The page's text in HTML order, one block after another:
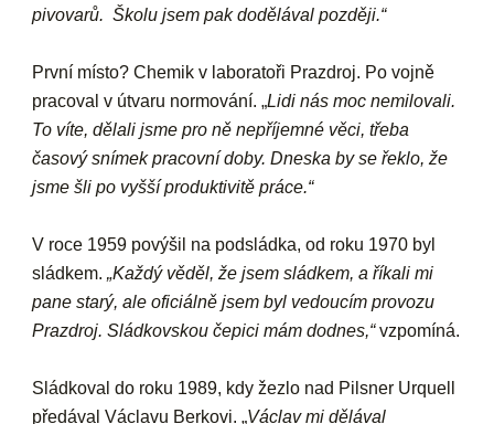
pivovarů. Školu jsem pak dodělával později.“
První místo? Chemik v laboratoři Prazdroj. Po vojně
pracoval v útvaru normování. „Lidi nás moc nemilovali.
To víte, dělali jsme pro ně nepříjemné věci, třeba
časový snímek pracovní doby. Dneska by se řeklo, že
jsme šli po vyšší produktivitě práce.“
V roce 1959 povýšil na podsládka, od roku 1970 byl
sládkem.„Každý věděl, že jsem sládkem, a říkali mi
pane starý, ale oficiálně jsem byl vedoucím provozu
Prazdroj. Sládkovskou čepici mám dodnes,“vzpomíná.
Sládkoval do roku 1989, kdy žezlo nad Pilsner Urquell
předával Václavu Berkovi. „Václav mi dělával